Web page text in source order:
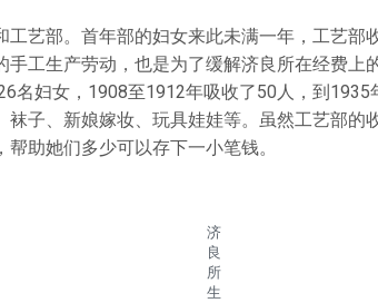
工艺部。首年部的妇女来此未满一年，工艺部
手工生产劳动，也是为了缓解济良所在经费上
名妇女，1908至1912年吸收了50人，到
袜子、新娘嫁妆、玩具娃娃等。虽然工艺部的
帮助她们多少可以存下一小笔钱。
济
良
所
生